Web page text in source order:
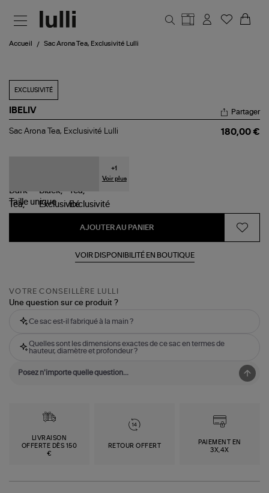
Accueil Sac Arona Tea, Exclusivité Lulli
EXCLUSIVITÉ
IBELIV
Sac
Partager
Sac Arona Tea, Exclusivité Lulli 180,00 €
+1
Voir plus
Taille unique
AJOUTER AU PANIER
VOIR DISPONIBILITÉ EN BOUTIQUE
VOTRE CONSEILLÈRE LULLI
Une question sur ce produit ?
Ce sac est-il fabriqué à la main ?
Quelles sont les dimensions exactes de ce sac en termes de
hauteur, diamètre et profondeur ?
LIVRAISON
OFFERTE DÈS 150
€
RETOUR OFFERT
PAIEMENT EN
3X,4X